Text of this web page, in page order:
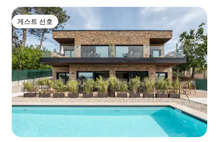
게스트 선호
게스트 선호